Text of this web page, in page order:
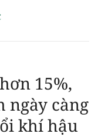
15%,
ngày càng
khí hậu